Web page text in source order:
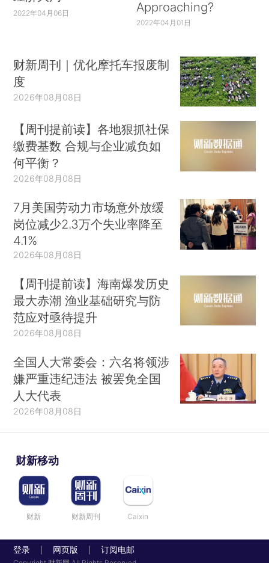
2022年04月06日
Approaching?
2022年04月01日
财新周刊｜优化摩托车报废制
度
2026年08月08日
【周刊提前读】各地狠抓社保
缴费基数 合规与企业减负如
何平衡？
2026年08月08日
7月美国劳动力市场意外放缓
岗位减少2.3万个失业率降至
4.1%
2026年08月08日
【周刊提前读】海南爆发历史
最大赤潮 渔业基础研究与防
范应对亟待提升
2026年08月08日
全国人大常委会：六名将领涉
嫌严重违纪违法 被罢免全国
人大代表
2026年08月08日
财新移动
财新 财新周刊 Caixin
登录 网页版 订阅电邮